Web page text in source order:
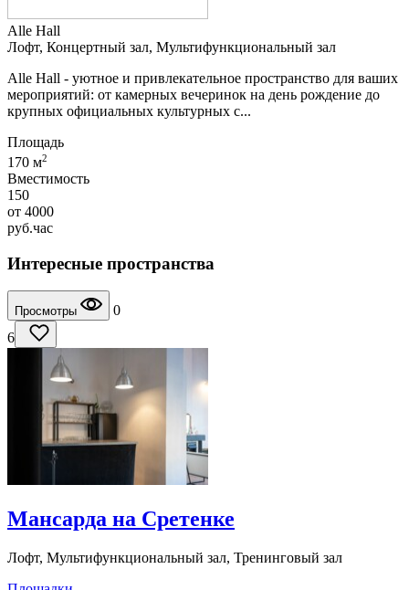
Alle Hall
Лофт, Концертный зал, Мультифункциональный зал
Alle Hall - уютное и привлекательное пространство для ваших
мероприятий: от камерных вечеринок на день рождение до
крупных официальных культурных с...
Площадь
170 м2
Вместимость
150
от 4000
руб.час
Интересные пространства
Просмотры
0
6
Мансарда на Сретенке
Лофт, Мультифункциональный зал, Тренинговый зал